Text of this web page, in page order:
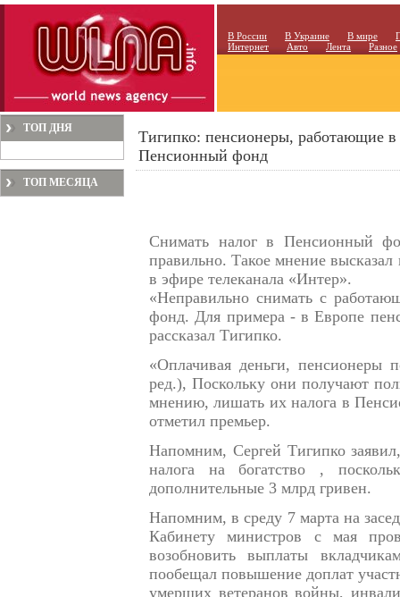
В России В Украине В мире
Интернет
Авто Лента Разное
ТОП ДНЯ
ТОП МЕСЯЦА
Тигипко: пенсионеры, работающие в
Пенсионный фонд
Снимать налог в Пенсионный
правильно. Такое мнение
в эфире телеканала «Интер».
«Неправильно снимать с
фонд. Для примера - в Европе
рассказал Тигипко.
«Оплачивая деньги, пенсионеры
ред.), Поскольку они получают
мнению, лишать их налога в
отметил премьер.
Напомним, Сергей Тигипко
налога на богатство ,
дополнительные 3 млрд гривен.
Напомним, в среду 7 марта на
Кабинету министров с мая
возобновить выплаты
пообещал повышение доплат
умерших ветеранов войны,